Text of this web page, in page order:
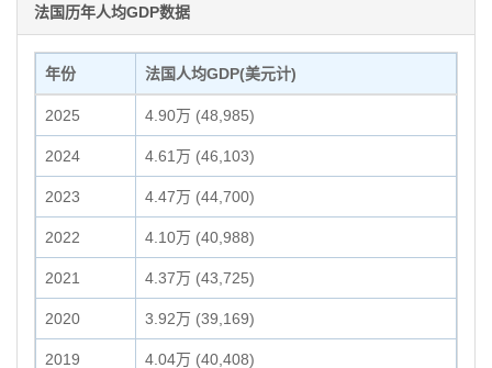
法国历年人均GDP数据
年份 法国人均GDP(美元计)
2025 4.90万 (48,985)
2024 4.61万 (46,103)
2023 4.47万 (44,700)
2022 4.10万 (40,988)
2021 4.37万 (43,725)
2020 3.92万 (39,169)
2019 4.04万 (40,408)